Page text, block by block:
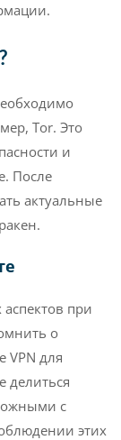
Tor. Это
и
После
актуальные
при
о
VPN для
делиться
с
этих